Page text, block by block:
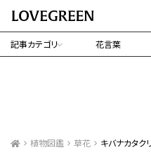
記事カテゴリ 花言葉
植物図鑑 草花 キバナカタク